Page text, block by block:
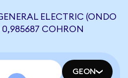
ELECTRIC (ONDO
COHRON
GEON